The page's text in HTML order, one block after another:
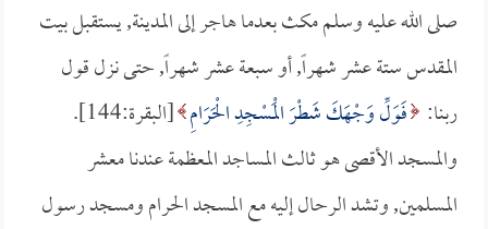
صلى الله عليه وسلم مكث بعدما هاجر إلى المدينة, يستقبل بيت
المقدس ستة عشر شهراً, أو سبعة عشر شهراً, حتى نزل قول
ربنا: فَوَلِّ وَجْهَكَ شَطْرَ الْمَسْجِدِ الْحَرَامِ [البقرة:144].
والمسجد الأقصى هو ثالث المساجد المعظمة عندنا معشر
المسلمين, وتشد الرحال إليه مع المسجد الحرام ومسجد رسول